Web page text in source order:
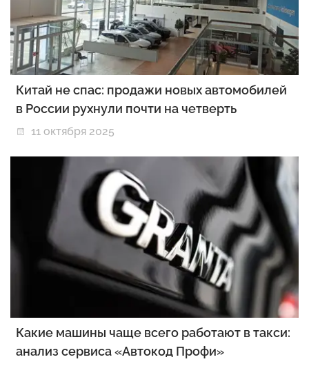
Китай не спас: продажи новых автомобилей
в России рухнули почти на четверть
11 октября 2025
Какие машины чаще всего работают в такси:
анализ сервиса «Автокод Профи»